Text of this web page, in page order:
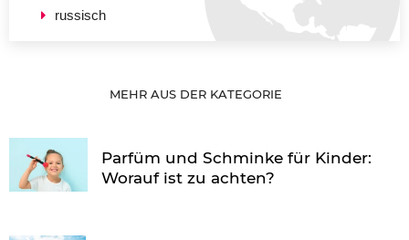
russisch
MEHR AUS DER KATEGORIE
Parfüm und Schminke für Kinder:
Worauf ist zu achten?